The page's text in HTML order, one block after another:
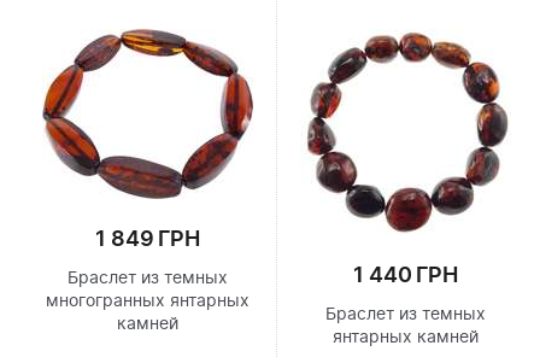
1 849 ГРН
Браслет из темных
многогранных янтарных
камней
1 440 ГРН
Браслет из темных
янтарных камней